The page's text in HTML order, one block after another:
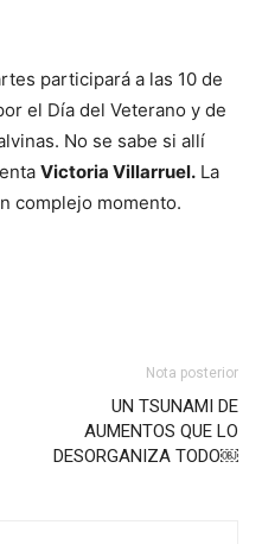
participará a las 10 de
el Día del Veterano y de
No se sabe si allí
Victoria Villarruel. La
complejo momento.
Nota posterior
UN TSUNAMI DE
AUMENTOS QUE LO
DESORGANIZA TODO￼